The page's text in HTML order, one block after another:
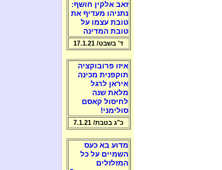
זאב אלקין חושף:
נתניהו מעדיף את
טובת עצמו על
טובת המדינה
ד' בשבט/ 17.1.21
איזו פרובוקציה
תוקפנית מכינה
איראן לרגל
מלאת שנה
לחיסול קאסם
סולימני!
כ"ג בטבת/ 7.1.21
מדוע בא כעס
השמיים על כל
המזלזלים